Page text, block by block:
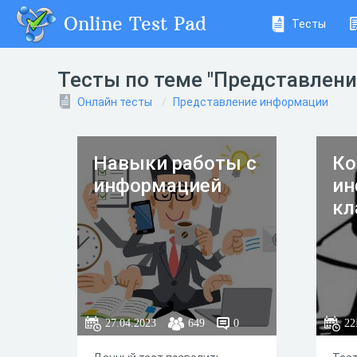
Online Test Pad Тесты
Тесты по теме
Онлайн тесты Представление информации
Навыки работы с
информацией
27.04.2023 649 0